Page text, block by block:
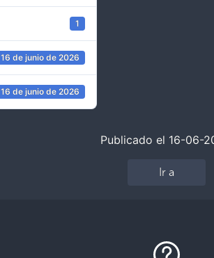
1
16 de junio de 2026
16 de junio de 2026
Publicado el 16-06-
Ir a